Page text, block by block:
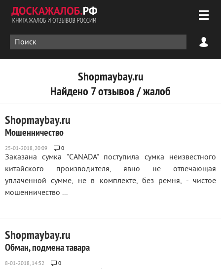
Shopmaybay.ru
Найдено 7 отзывов / жалоб
Shopmaybay.ru
Мошенничество
0
Заказана сумка "CANADA" поступила сумка неизвестного
китайского производителя, явно не отвечающая
уплаченной сумме, не в комплекте, без ремня, - чистое
мошенничество ...
Shopmaybay.ru
Обман, подмена тавара
0